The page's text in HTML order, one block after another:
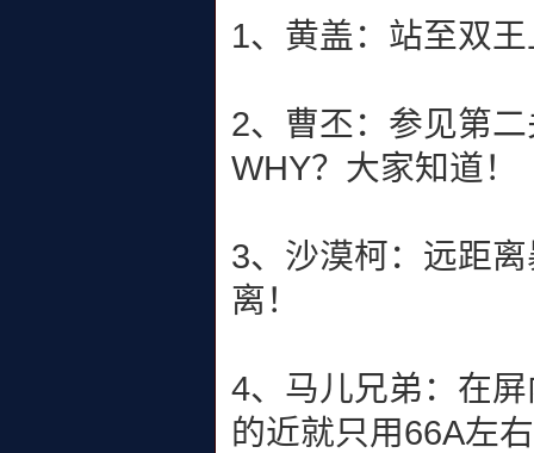
1、黄盖：站至双
2、曹丕：参见第
WHY？大家知道！
3、沙漠柯：远距
离！
4、马儿兄弟：在
的近就只用66A左